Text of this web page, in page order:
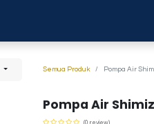
Semua Produk Pompa Air
Pompa Air